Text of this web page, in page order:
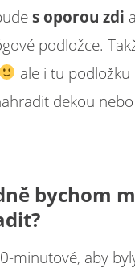
s oporou zdi
podložce.
ale i tu
dekou
bychom
minutové, aby